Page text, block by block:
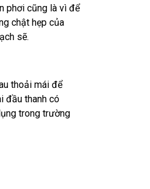
phơi cũng là vì để
chật hẹp của
sẽ.
thoải mái để
đầu thanh có
trong trường